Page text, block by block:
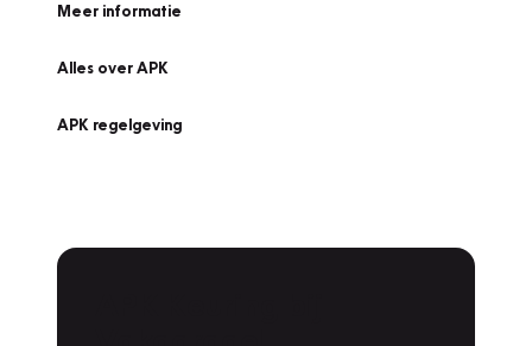
Meer informatie
Alles over APK
APK regelgeving